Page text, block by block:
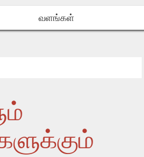
வளங்கள்